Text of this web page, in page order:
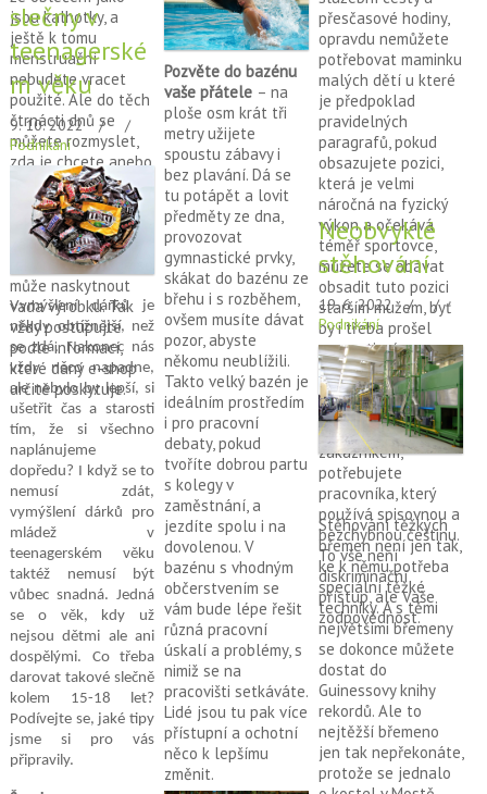
jsou kalhotky, a
ještě k tomu
menstruační
nebudete vracet
použité. Ale do těch
čtrnácti dnů se
můžete rozmyslet,
zda je chcete anebo
ne. Lehce je potom
vrátíte. Další je
reklamace, ze
zákona to jsou dva
roky na zboží, kde se
může naskytnout
vada výrobku. Tak
vždy postupujte
podle informací,
které daný e-shop
určitě poskytuje.
přesčasové hodiny,
opravdu nemůžete
potřebovat maminku
malých dětí u které
je předpoklad
pravidelných
paragrafů, pokud
obsazujete pozici,
která je velmi
náročná na fyzický
výkon a očekává
téměř sportovce,
můžete se obávat
obsadit tuto pozici
starším mužem, byť
by i třeba prošel
preventivní
kontrolou a pokud
obsazujete místo,
kde je kladen důraz
na konverzaci se
zákazníkem,
potřebujete
pracovníka, který
používá spisovnou a
bezchybnou češtinu.
To vše není
diskriminační
přístup, ale Vaše
zodpovědnost.
Pozvěte do bazénu
vaše přátele – na
ploše osm krát tři
metry užijete
spoustu zábavy i
bez plavání. Dá se
tu potápět a lovit
předměty ze dna,
provozovat
gymnastické prvky,
skákat do bazénu ze
břehu i s rozběhem,
ovšem musíte dávat
pozor, abyste
někomu neublížili.
Takto velký bazén je
ideálním prostředím
i pro pracovní
debaty, pokud
tvoříte dobrou partu
s kolegy v
zaměstnání, a
jezdíte spolu i na
dovolenou. V
bazénu s vhodným
občerstvením se
vám bude lépe řešit
různá pracovní
úskalí a problémy, s
nimiž se na
pracovišti setkáváte.
Lidé jsou tu pak více
přístupní a ochotní
něco k lepšímu
změnit.
slečny v
teenagerské
m věku
9. 10. 2022
Podnikání
Vymýšlení dárků je
někdy obtížnější, než
se zdá. Nakonec nás
vždy něco napadne,
ale nebylo by lepší, si
ušetřit čas a starosti
tím, že si všechno
naplánujeme
dopředu?
I když se to
nemusí zdát,
vymýšlení dárků pro
mládež v
teenagerském věku
taktéž nemusí být
vůbec snadná. Jedná
se o věk, kdy už
nejsou dětmi ale ani
dospělými. Co třeba
darovat takové slečně
kolem 15-18 let?
Podívejte se, jaké tipy
jsme si pro vás
připravily.
Neobvyklé
stěhování
19. 6. 2022
Podnikání
Stěhování těžkých
břemen není jen tak,
ke k němu potřeba
speciální těžké
techniky. A s těmi
největšími břemeny
se dokonce můžete
dostat do
Guinessovy knihy
rekordů. Ale to
nejtěžší břemeno
jen tak nepřekonáte,
protože se jednalo